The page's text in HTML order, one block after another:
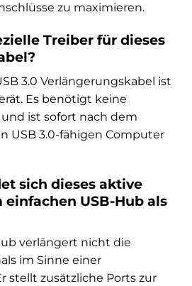
zu maximieren.
Treiber für dieses
3.0 Verlängerungskabel ist
Es benötigt keine
ist sofort nach dem
USB 3.0-fähigen Computer
sich dieses aktive
einfachen USB-Hub als
verlängert nicht die
im Sinne einer
stellt zusätzliche Ports zur